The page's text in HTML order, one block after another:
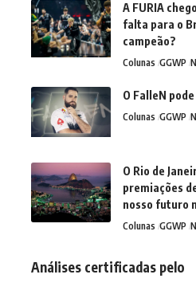
A FURIA
falta para o
campeão?
Colunas GGWP
O FalleN
Colunas GGWP
O Rio de
premiações
nosso futuro
Colunas GGWP
Análises certificadas pelo